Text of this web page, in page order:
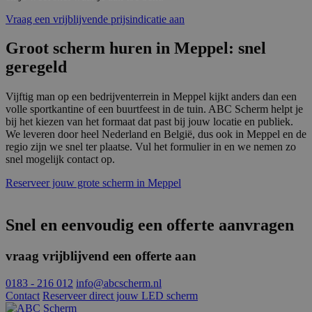
Vraag een vrijblijvende prijsindicatie aan
Groot scherm huren in Meppel: snel
geregeld
Vijftig man op een bedrijventerrein in Meppel kijkt anders dan een
volle sportkantine of een buurtfeest in de tuin. ABC Scherm helpt je
bij het kiezen van het formaat dat past bij jouw locatie en publiek.
We leveren door heel Nederland en België, dus ook in Meppel en de
regio zijn we snel ter plaatse. Vul het formulier in en we nemen zo
snel mogelijk contact op.
Reserveer jouw grote scherm in Meppel
Snel en eenvoudig een offerte aanvragen
vraag vrijblijvend een offerte aan
0183 - 216 012 info@abcscherm.nl
Contact Reserveer direct jouw LED scherm
voor
www.abcscherm.nl
Google Privacy Policy